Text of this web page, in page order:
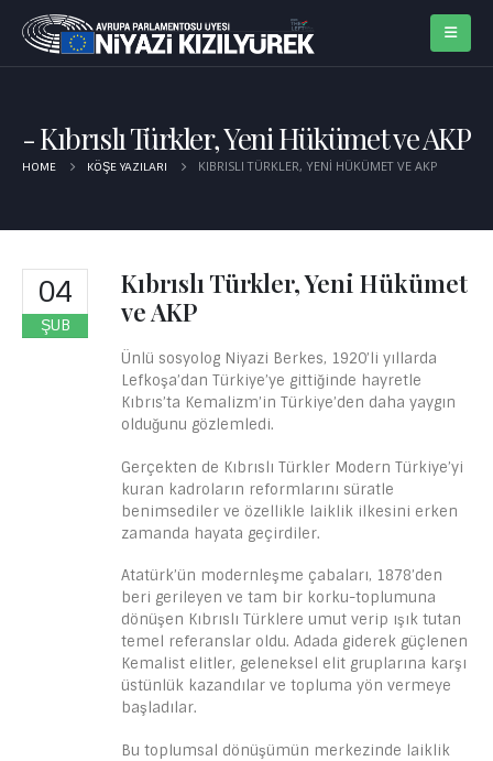
Kıbrıslı Türkler, Yeni Hükümet ve AKP
HOME KÖŞE YAZILARI KIBRISLI TÜRKLER, YENI HÜKÜMET VE AKP
04
ŞUB
Kıbrıslı Türkler, Yeni Hükümet
ve AKP
Ünlü sosyolog Niyazi Berkes, 1920’li yıllarda
Lefkoşa’dan Türkiye’ye gittiğinde hayretle
Kıbrıs’ta Kemalizm’in Türkiye’den daha yaygın
olduğunu gözlemledi.
Gerçekten de Kıbrıslı Türkler Modern Türkiye’yi
kuran kadroların reformlarını süratle
benimsediler ve özellikle laiklik ilkesini erken
zamanda hayata geçirdiler.
Atatürk’ün modernleşme çabaları, 1878’den
beri gerileyen ve tam bir korku-toplumuna
dönüşen Kıbrıslı Türklere umut verip ışık tutan
temel referanslar oldu. Adada giderek güçlenen
Kemalist elitler, geleneksel elit gruplarına karşı
üstünlük kazandılar ve topluma yön vermeye
başladılar.
Bu toplumsal dönüşümün merkezinde laiklik